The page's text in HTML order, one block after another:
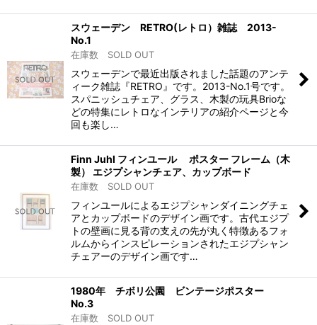
スウェーデン RETRO(レトロ）雑誌 2013-
No.1
在庫数 SOLD OUT
スウェーデンで最近出版されました話題のアンテ
ィーク雑誌『RETRO』です。2013-No.1号です。
スパニッシュチェア、グラス、木製の玩具Brioな
どの特集にレトロなインテリアの紹介ページと今
回も楽し…
Finn Juhl フィンユール ポスター フレーム（木
製） エジプシャンチェア、カップボード
在庫数 SOLD OUT
フィンユールによるエジプシャンダイニングチェ
アとカップボードのデザイン画です。古代エジプ
トの壁画に見る背の支えの先が丸く特徴あるフォ
ルムからインスピレーションされたエジプシャン
チェアーのデザイン画です…
1980年 チボリ公園 ビンテージポスター
No.3
在庫数 SOLD OUT